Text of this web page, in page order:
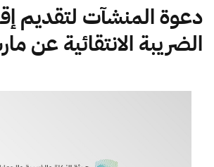
بحث بحث AI
اقتراحات
دعوة المنشآت لتقديم
الضريبة الانتقائية عن